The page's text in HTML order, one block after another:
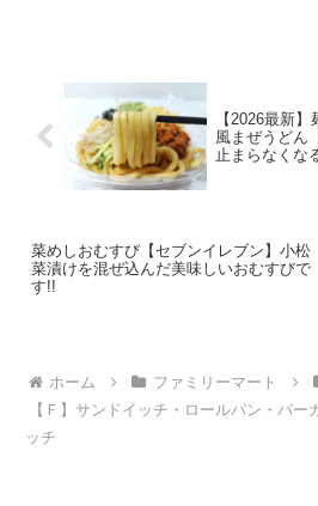
【2026最新
風まぜうどん
止まらなくな
菜めしおむすび【セブンイレブン】小松
菜漬けを混ぜ込んだ美味しいおむすびで
す!!
ホーム ファミリーマート
【Ｆ】サンドイッチ・ロールパン・バー
ッチ